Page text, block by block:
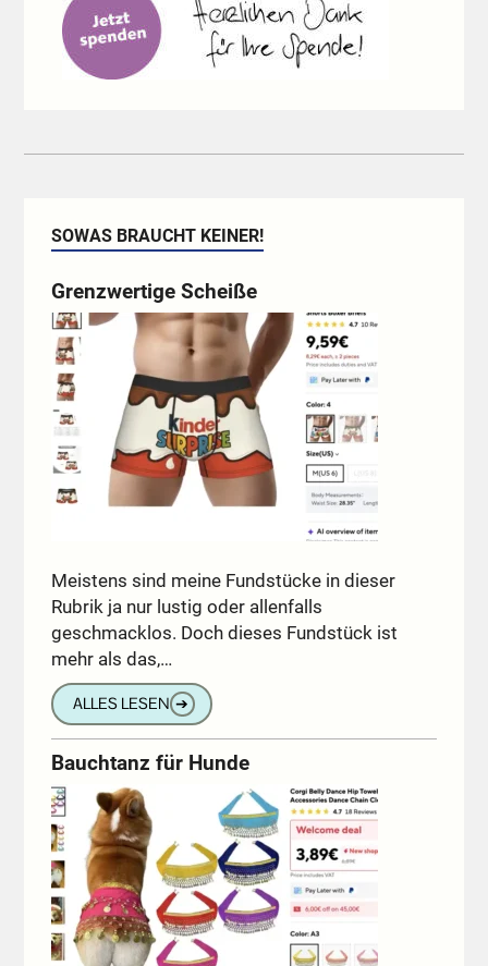
SOWAS BRAUCHT KEINER!
Grenzwertige Scheiße
Meistens sind meine Fundstücke in dieser
Rubrik ja nur lustig oder allenfalls
geschmacklos. Doch dieses Fundstück ist
mehr als das,…
ALLES LESEN ➔
Bauchtanz für Hunde